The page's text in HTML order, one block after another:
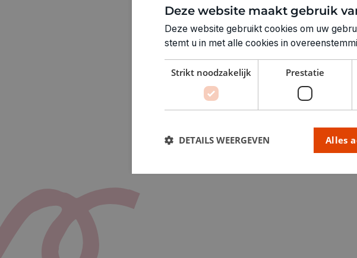
Deze website maakt gebruik
Deze website gebruikt cookies om uw
stemt u in met alle cookies in
Strikt noodzakelijk Prestatie
Alles
DETAILS WEERGEVEN